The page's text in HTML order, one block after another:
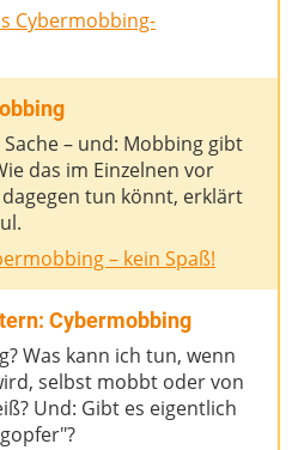
Cybermobbing-
– und: Mobbing gibt
das im Einzelnen vor
tun könnt, erklärt
– kein Spaß!
Cybermobbing
Was kann ich tun, wenn
selbst mobbt oder von
Und: Gibt es eigentlich